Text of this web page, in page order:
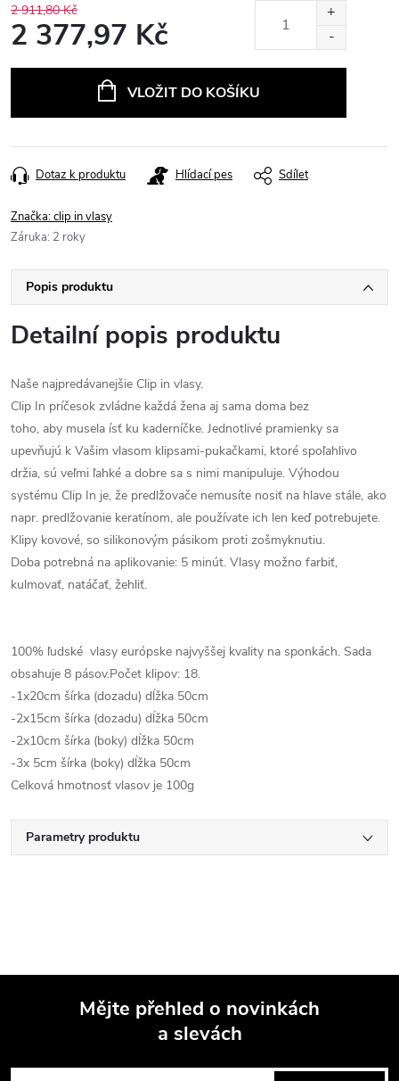
2 911,80 Kč
2 377,97 Kč
VLOŽIT DO KOŠÍKU
Dotaz k produktu Hlídací pes Sdílet
Značka:clip in vlasy
Záruka: 2 roky
Popis produktu
Detailní popis produktu
Naše najpredávanejšie Clip in vlasy.
Clip In príčesok zvládne každá žena aj sama doma bez
toho, aby musela ísť ku kaderníčke. Jednotlivé pramienky sa
upevňujú k Vašim vlasom klipsami-pukačkami, ktoré spoľahlivo
držia, sú veľmi ľahké a dobre sa s nimi manipuluje. Výhodou
systému Clip In je, že predlžovače nemusíte nosiť na hlave stále, ako
napr. predlžovanie keratínom, ale používate ich len keď potrebujete.
Klipy kovové, so silikonovým pásikom proti zošmyknutiu.
Doba potrebná na aplikovanie: 5 minút. Vlasy možno farbiť,
kulmovať, natáčať, žehliť.
100% ľudské vlasy európske najvyššej kvality na sponkách. Sada
obsahuje 8 pásov.Počet klipov: 18.
-1x20cm šírka (dozadu) dĺžka 50cm
-2x15cm šírka (dozadu) dĺžka 50cm
-2x10cm šírka (boky) dĺžka 50cm
-3x 5cm šírka (boky) dĺžka 50cm
Celková hmotnosť vlasov je 100g
Parametry produktu
Mějte přehled o novinkách
a slevách